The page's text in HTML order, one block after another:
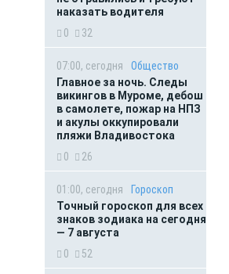
наказать водителя
0
32
07:00, сегодня
Общество
Главное за ночь. Следы
викингов в Муроме, дебош
в самолете, пожар на НПЗ
и акулы оккупировали
пляжи Владивостока
0
26
01:00, сегодня
Гороскоп
Точный гороскоп для всех
знаков зодиака на сегодня
— 7 августа
0
52